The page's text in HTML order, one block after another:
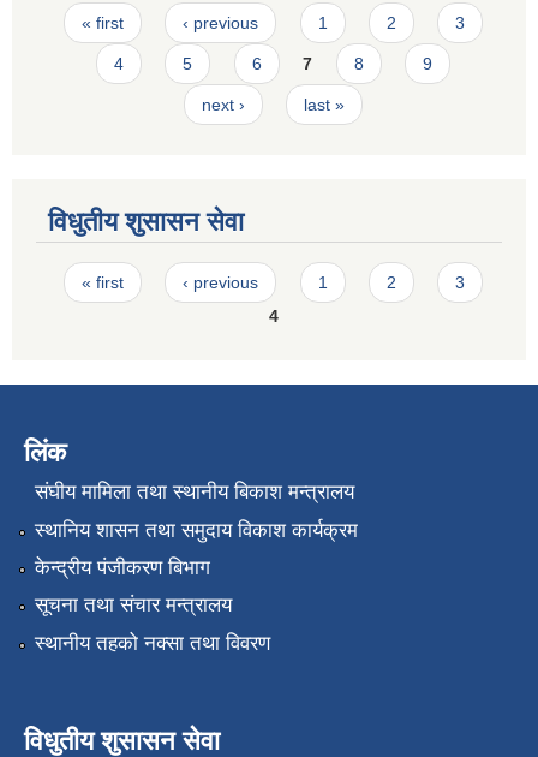
Pages
« first ‹ previous 1 2 3
4 5 6 7 8 9
next › last »
विधुतीय शुसासन सेवा
Pages
« first ‹ previous 1 2
3
4
लिंक
संघीय मामिला तथा स्थानीय बिकाश मन्त्रालय
स्थानिय शासन तथा समुदाय विकाश कार्यक्रम
केन्द्रीय पंजीकरण बिभाग
सूचना तथा संचार मन्त्रालय
स्थानीय तहको नक्सा तथा विवरण
विधुतीय शुसासन सेवा